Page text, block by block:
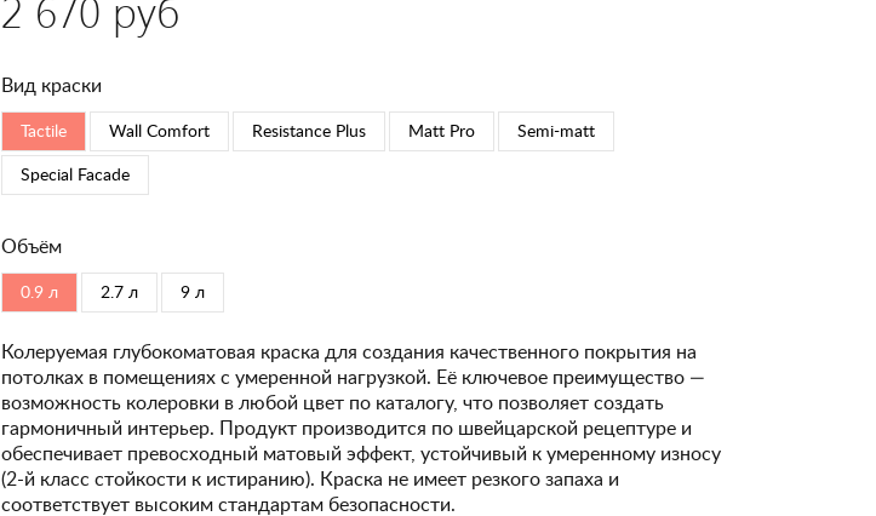
Вид краски
Tactile Wall Comfort Resistance Plus Matt Pro Semi-matt
Special Faсade
Объём
0.9 л 2.7 л 9 л
Колеруемая глубокоматовая краска для создания качественного покрытия на
потолках в помещениях с умеренной нагрузкой. Её ключевое преимущество —
возможность колеровки в любой цвет по каталогу, что позволяет создать
гармоничный интерьер. Продукт производится по швейцарской рецептуре и
обеспечивает превосходный матовый эффект, устойчивый к умеренному износу
(2-й класс стойкости к истиранию). Краска не имеет резкого запаха и
соответствует высоким стандартам безопасности.